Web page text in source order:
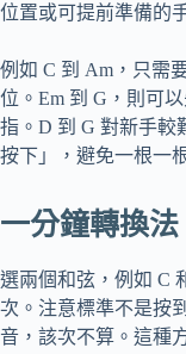
位置或可提前準備的
例如 C 到 Am，只需
位。Em 到 G，則可
指。D 到 G 對新手較
按下」，避免一根一
一分鐘轉換法
選兩個和弦，例如 C
次。注意標準不是按
音，該次不算。這種